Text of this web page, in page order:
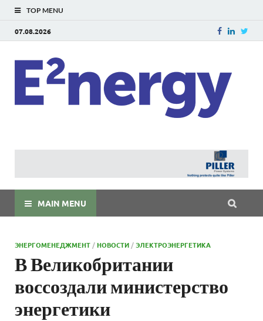
TOP MENU
07.08.2026
MAIN MENU
ЭНЕРГОМЕНЕДЖМЕНТ /НОВОСТИ /ЭЛЕКТРОЭНЕРГЕТИКА
В Великобритании
воссоздали министерство
энергетики